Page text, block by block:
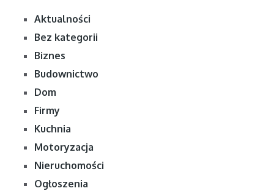
Aktualności
Bez kategorii
Biznes
Budownictwo
Dom
Firmy
Kuchnia
Motoryzacja
Nieruchomości
Ogłoszenia